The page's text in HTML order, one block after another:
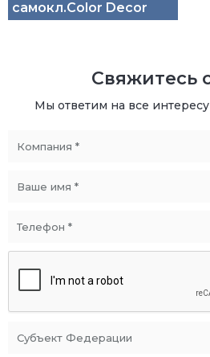
самокл.Color Decor
Свяжитесь
Мы ответим на все